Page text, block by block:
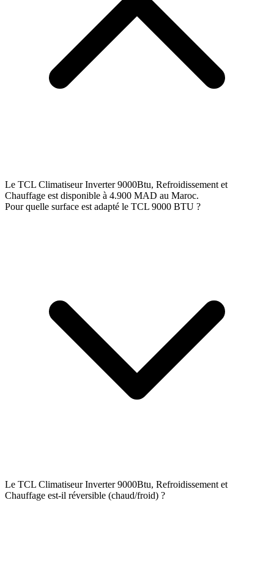
Le TCL Climatiseur Inverter 9000Btu, Refroidissement et
Chauffage est disponible à 4.900 MAD au Maroc.
Pour quelle surface est adapté le TCL 9000 BTU ?
Le TCL Climatiseur Inverter 9000Btu, Refroidissement et
Chauffage est-il réversible (chaud/froid) ?